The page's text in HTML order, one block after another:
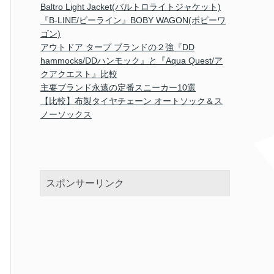
Baltro Light Jacket(バルトロライトジャケット)
『B-LINE/ビーライン』BOBY WAGON(ボビーワ
ゴン)
アウトドア タープ ブランドの２強『DD
hammocks/DDハンモック』と『Aqua Quest/ア
クアクエスト』比較
主要ブランド永遠の定番スニーカー10選
【比較】布製タイヤチェーン オートソック＆ス
ノーソックス
スポンサーリンク